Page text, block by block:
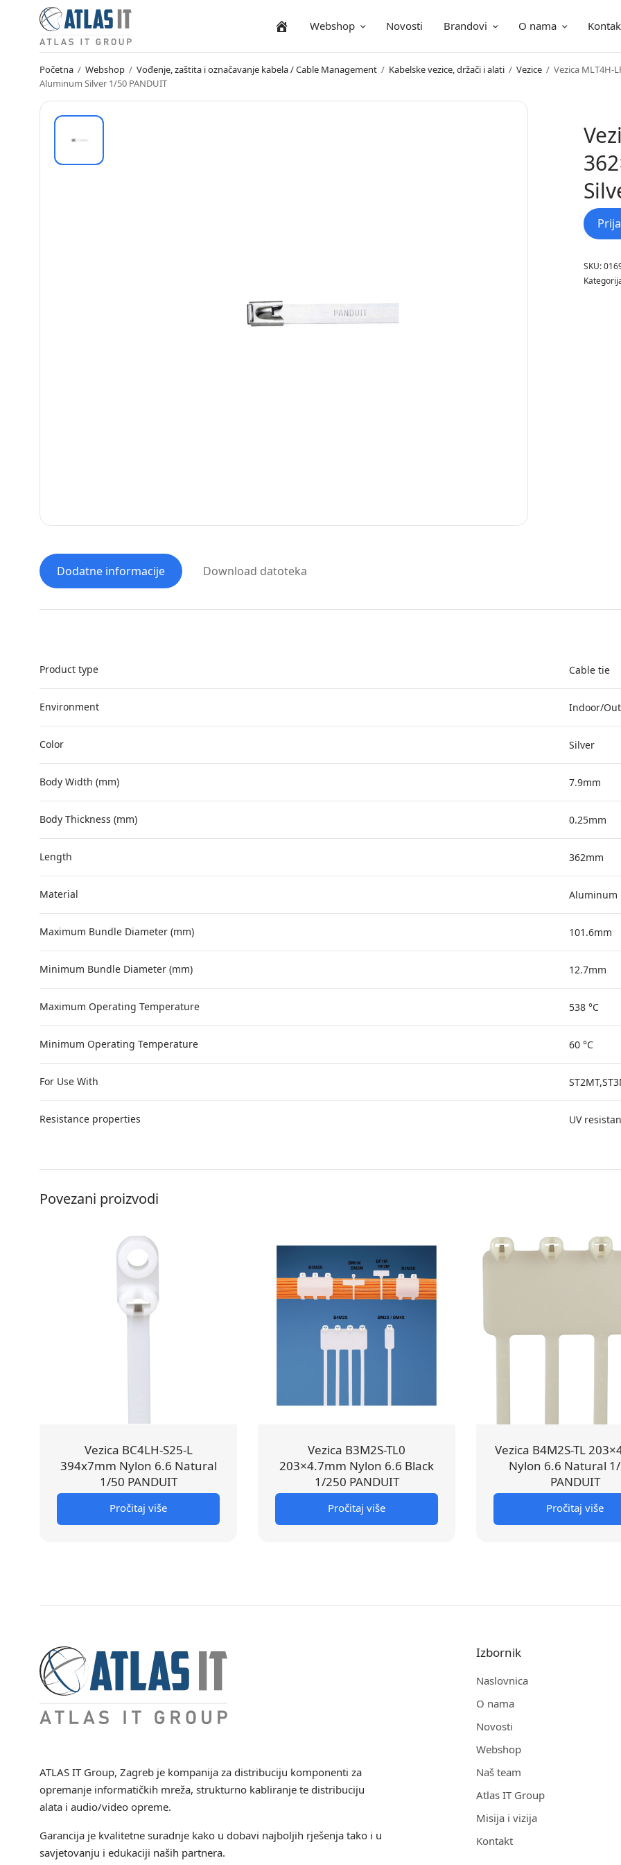
NaslovnicaWebshop Novosti Brandovi O nama
Početna / Webshop / Vođenje, zaštita i označavanje kabela / Cable Management / Kabelske vezice, držači i alati / Vezice / Vezica MLT4H-
Aluminum Silver 1/50 PANDUIT
SKU:
Dodatne informacije Download datoteka
Product type Cable tie
Environment Indoor/
Color Silver
Body Width (mm) 7.9mm
Body Thickness (mm) 0.25mm
Length 362mm
Material Aluminum
Maximum Bundle Diameter (mm) 101.6mm
Minimum Bundle Diameter (mm) 12.7mm
Maximum Operating Temperature 538 °C
Minimum Operating Temperature 60 °C
For Use With
Resistance properties UV
Povezani proizvodi
Vezica BC4LH-S25-L
394x7mm Nylon 6.6 Natural
1/50 PANDUIT
Pročitaj više
Vezica B3M2S-TL0
203×4.7mm Nylon 6.6 Black
1/250 PANDUIT
Pročitaj više
Vezica B4M2S-TL
Nylon 6.6 Natural
PANDUIT
Pročitaj više
ATLAS IT Group, Zagreb je kompanija za distribuciju komponenti za
opremanje informatičkih mreža, strukturno kabliranje te distribuciju
alata i audio/video opreme.
Garancija je kvalitetne suradnje kako u dobavi najboljih rješenja tako i u
savjetovanju i edukaciji naših partnera.
Izbornik
Naslovnica
O nama
Novosti
Webshop
Naš team
Atlas IT Group
Misija i vizija
Kontakt